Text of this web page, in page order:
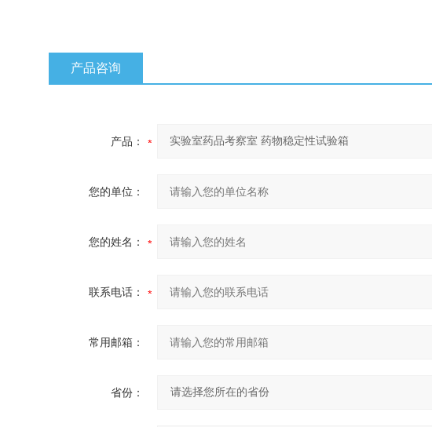
产品咨询
产品：
您的单位：
您的姓名：
联系电话：
常用邮箱：
省份：